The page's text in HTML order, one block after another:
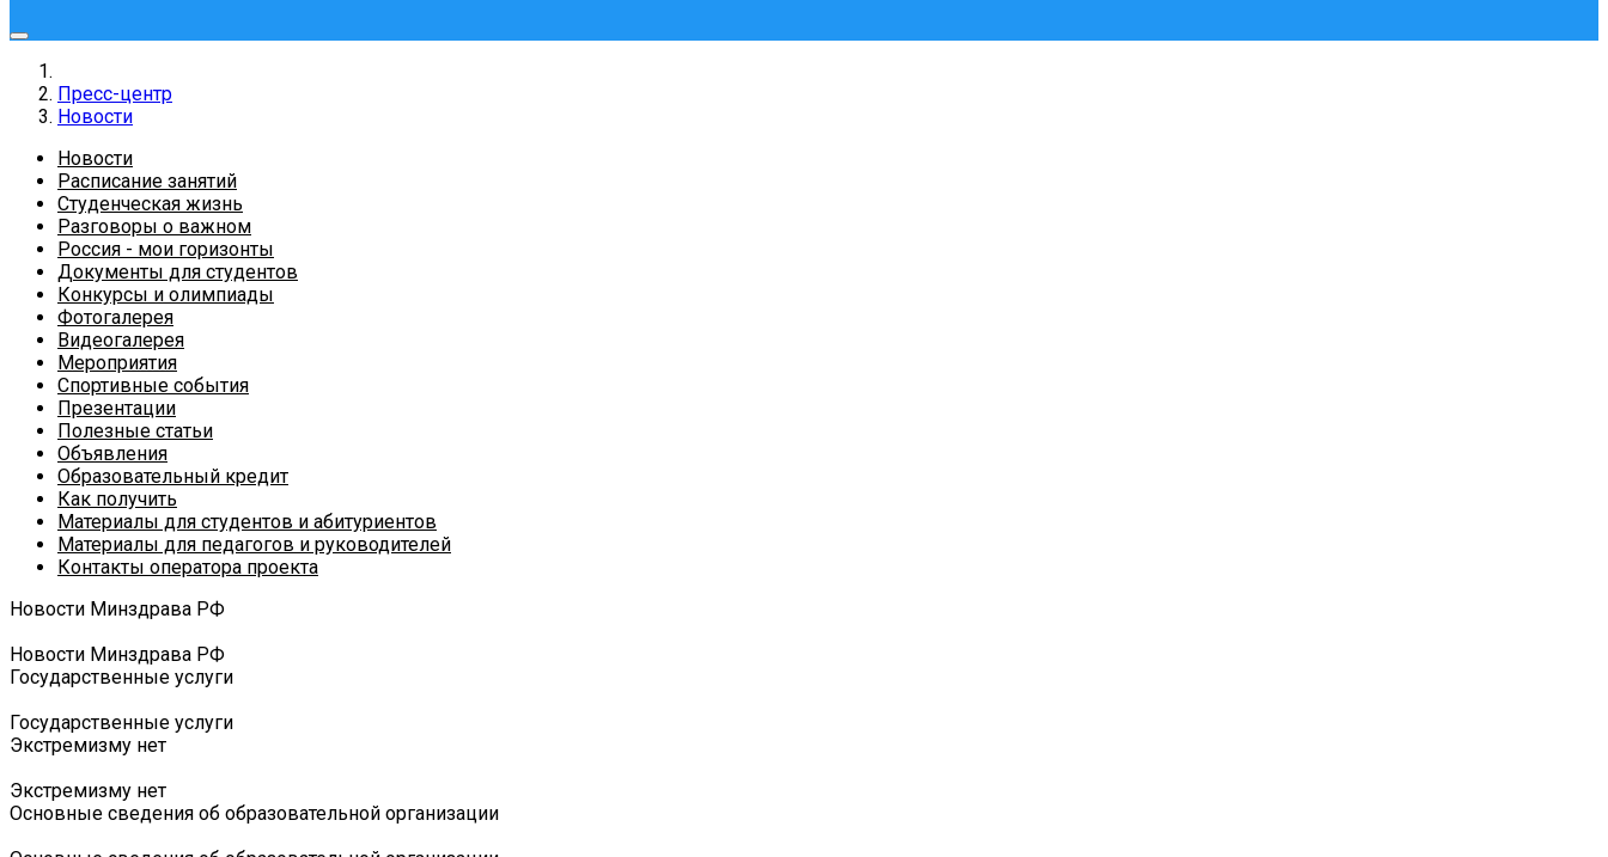
Пресс-центр
Новости
Новости
Расписание занятий
Студенческая жизнь
Разговоры о важном
Россия - мои горизонты
Документы для студентов
Конкурсы и олимпиады
Фотогалерея
Видеогалерея
Мероприятия
Спортивные события
Презентации
Полезные статьи
Объявления
Образовательный кредит
Как получить
Материалы для студентов и абитуриентов
Материалы для педагогов и руководителей
Контакты оператора проекта
Новости Минздрава РФ
Новости Минздрава РФ
Государственные услуги
Государственные услуги
Экстремизму нет
Экстремизму нет
Основные сведения об образовательной организации